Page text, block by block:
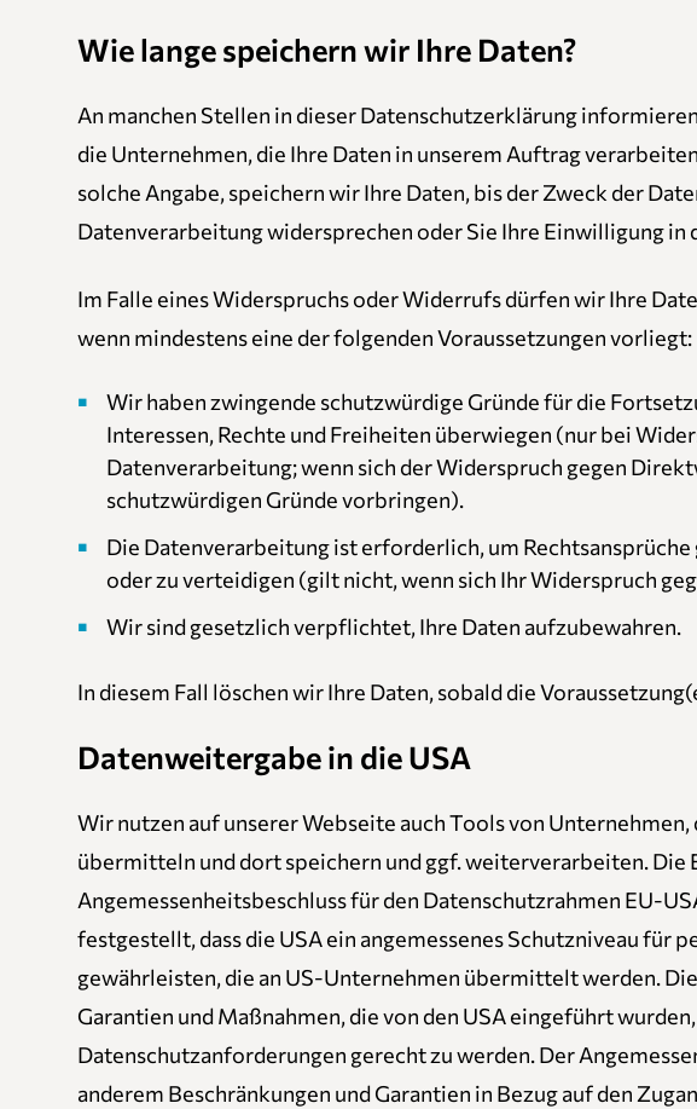
Wie lange speichern wir Ihre Daten?
An manchen Stellen in dieser Datenschutzerklärung
die Unternehmen, die Ihre Daten in unserem Auftrag
solche Angabe, speichern wir Ihre Daten, bis der Zweck der
Datenverarbeitung widersprechen oder Sie Ihre Einwilligung
Im Falle eines Widerspruchs oder Widerrufs dürfen wir Ihre
wenn mindestens eine der folgenden Voraussetzungen vorliegt:
Wir haben zwingende schutzwürdige Gründe für die
Interessen, Rechte und Freiheiten überwiegen (nur bei
Datenverarbeitung; wenn sich der Widerspruch gegen
schutzwürdigen Gründe vorbringen).
Die Datenverarbeitung ist erforderlich, um Rechtsansprüche
oder zu verteidigen (gilt nicht, wenn sich Ihr Widerspruch
Wir sind gesetzlich verpflichtet, Ihre Daten aufzubewahren.
In diesem Fall löschen wir Ihre Daten, sobald die
Datenweitergabe in die USA
Wir nutzen auf unserer Webseite auch Tools von Unternehmen,
übermitteln und dort speichern und ggf. weiterverarbeiten. Die
Angemessenheitsbeschluss für den Datenschutzrahmen EU-
festgestellt, dass die USA ein angemessenes Schutzniveau für
gewährleisten, die an US-Unternehmen übermittelt werden.
Garantien und Maßnahmen, die von den USA eingeführt
Datenschutzanforderungen gerecht zu werden. Der
anderem Beschränkungen und Garantien in Bezug auf den